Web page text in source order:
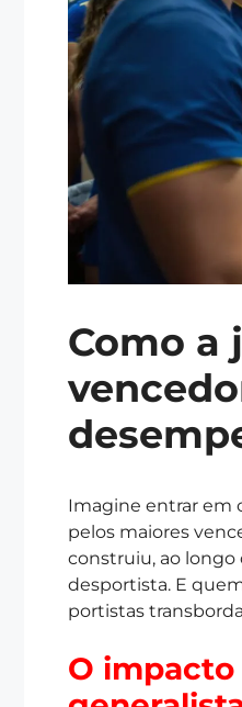
Como a
Imagine entrar em
pelos maiores
construiu, ao longo
desportista. E
portistas
O impacto